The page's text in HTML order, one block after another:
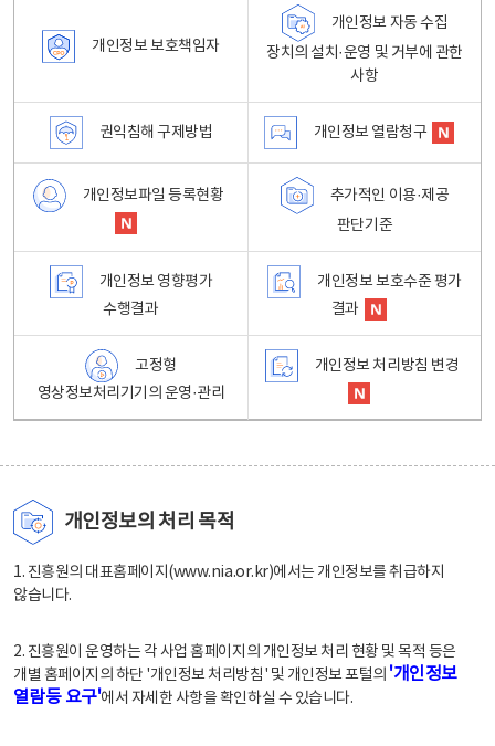
개인정보 보호책임자
개인정보 자동 수집
장치의 설치·운영 및 거부에 관한
사항
권익침해 구제방법 개인정보 열람청구
개인정보파일 등록현황
추가적인 이용·제공
판단기준
개인정보 영향평가
수행결과
개인정보 보호수준 평가
결과
고정형
영상정보처리기기의 운영·관리
개인정보 처리방침 변경
개인정보의 처리 목적
1. 진흥원의 대표홈페이지(www.nia.or.kr)에서는 개인정보를 취급하지
않습니다.
2. 진흥원이 운영하는 각 사업 홈페이지의 개인정보 처리 현황 및 목적 등은
개별 홈페이지의 하단 '개인정보 처리방침' 및 개인정보 포털의 '개인정보
열람등 요구'에서 자세한 사항을 확인하실 수 있습니다.